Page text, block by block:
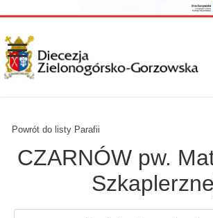
Powrót do listy Parafii
CZARNÓW pw.